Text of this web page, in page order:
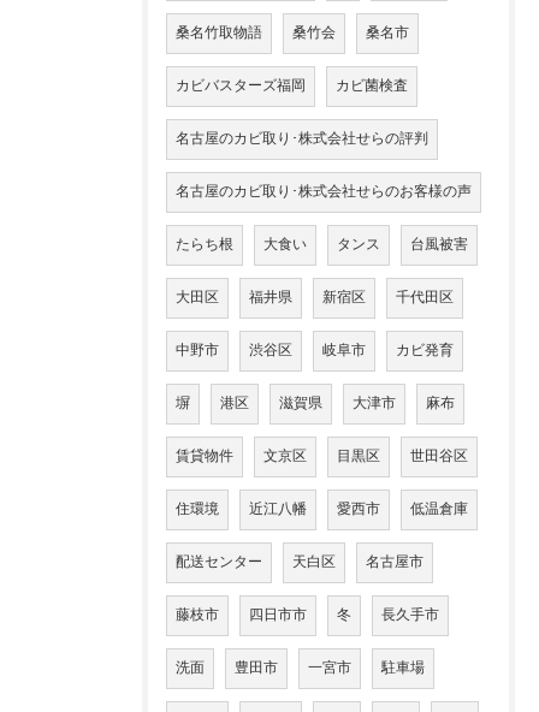
桑名竹取物語 桑竹会 桑名市
カビバスターズ福岡 カビ菌検査
名古屋のカビ取り･株式会社せらの評判
名古屋のカビ取り･株式会社せらのお客様の声
たらち根 大食い タンス 台風被害
大田区 福井県 新宿区 千代田区
中野市 渋谷区 岐阜市 カビ発育
塀 港区 滋賀県 大津市 麻布
賃貸物件 文京区 目黒区 世田谷区
住環境 近江八幡 愛西市 低温倉庫
配送センター 天白区 名古屋市
藤枝市 四日市市 冬 長久手市
洗面 豊田市 一宮市 駐車場